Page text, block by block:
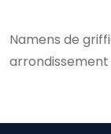
Namens de
arrondissement